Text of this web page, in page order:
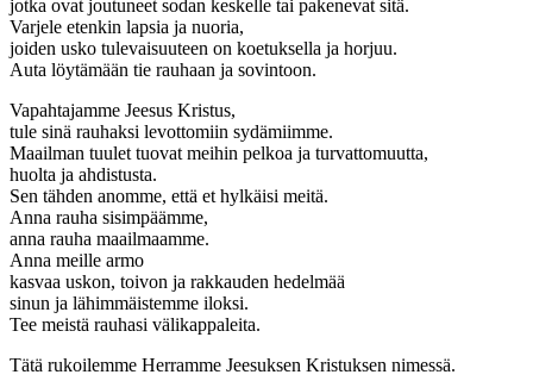
jotka ovat joutuneet sodan keskelle tai pakenevat sitä.
Varjele etenkin lapsia ja nuoria,
joiden usko tulevaisuuteen on koetuksella ja horjuu.
Auta löytämään tie rauhaan ja sovintoon.
Vapahtajamme Jeesus Kristus,
tule sinä rauhaksi levottomiin sydämiimme.
Maailman tuulet tuovat meihin pelkoa ja turvattomuutta,
huolta ja ahdistusta.
Sen tähden anomme, että et hylkäisi meitä.
Anna rauha sisimpäämme,
anna rauha maailmaamme.
Anna meille armo
kasvaa uskon, toivon ja rakkauden hedelmää
sinun ja lähimmäistemme iloksi.
Tee meistä rauhasi välikappaleita.
Tätä rukoilemme Herramme Jeesuksen Kristuksen nimessä.